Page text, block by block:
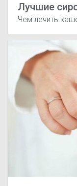
Лучшие
Чем лечить